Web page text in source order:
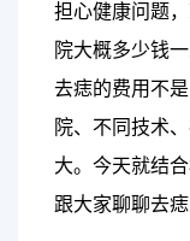
担心健康问题
院大概多少钱
去痣的费用不
院、不同技术
大。今天就结
跟大家聊聊去痣